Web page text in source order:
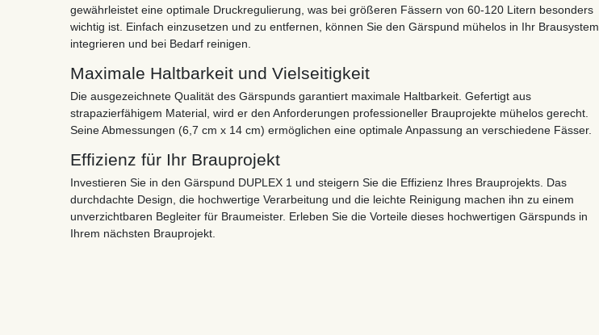
gewährleistet eine optimale Druckregulierung, was bei größeren Fässern von 60-120 Litern besonders
wichtig ist. Einfach einzusetzen und zu entfernen, können Sie den Gärspund mühelos in Ihr Brausystem
integrieren und bei Bedarf reinigen.
Maximale Haltbarkeit und Vielseitigkeit
Die ausgezeichnete Qualität des Gärspunds garantiert maximale Haltbarkeit. Gefertigt aus
strapazierfähigem Material, wird er den Anforderungen professioneller Brauprojekte mühelos gerecht.
Seine Abmessungen (6,7 cm x 14 cm) ermöglichen eine optimale Anpassung an verschiedene Fässer.
Effizienz für Ihr Brauprojekt
Investieren Sie in den Gärspund DUPLEX 1 und steigern Sie die Effizienz Ihres Brauprojekts. Das
durchdachte Design, die hochwertige Verarbeitung und die leichte Reinigung machen ihn zu einem
unverzichtbaren Begleiter für Braumeister. Erleben Sie die Vorteile dieses hochwertigen Gärspunds in
Ihrem nächsten Brauprojekt.